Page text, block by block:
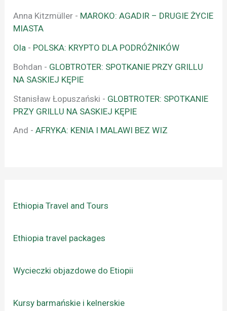
Anna Kitzmüller - MAROKO: AGADIR – DRUGIE ŻYCIE
MIASTA
Ola - POLSKA: KRYPTO DLA PODRÓŻNIKÓW
Bohdan - GLOBTROTER: SPOTKANIE PRZY GRILLU
NA SASKIEJ KĘPIE
Stanisław Łopuszański - GLOBTROTER: SPOTKANIE
PRZY GRILLU NA SASKIEJ KĘPIE
And -AFRYKA: KENIA I MALAWI BEZ WIZ
Ethiopia Travel and Tours
Ethiopia travel packages
Wycieczki objazdowe do Etiopii
Kursy barmańskie i kelnerskie